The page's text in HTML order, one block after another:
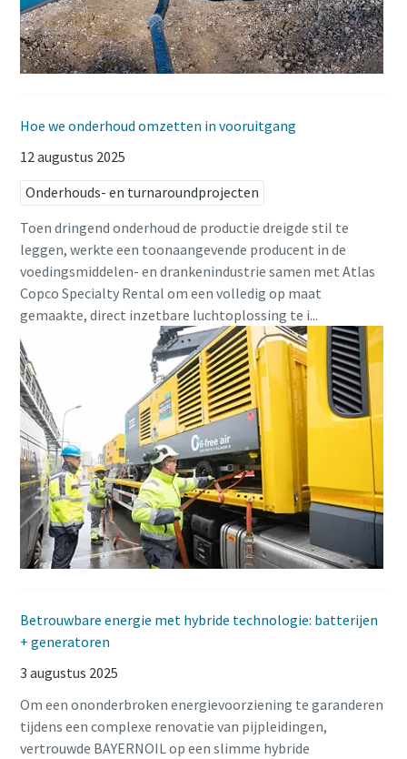
Hoe we onderhoud omzetten in vooruitgang
12 augustus 2025
Onderhouds- en turnaroundprojecten
Toen dringend onderhoud de productie dreigde stil te
leggen, werkte een toonaangevende producent in de
voedingsmiddelen- en drankenindustrie samen met Atlas
Copco Specialty Rental om een volledig op maat
gemaakte, direct inzetbare luchtoplossing te i...
Betrouwbare energie met hybride technologie: batterijen
+ generatoren
3 augustus 2025
Om een ononderbroken energievoorziening te garanderen
tijdens een complexe renovatie van pijpleidingen,
vertrouwde BAYERNOIL op een slimme hybride